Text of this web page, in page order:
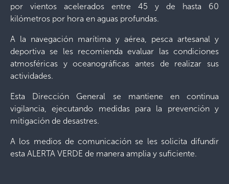
por vientos acelerados entre 45 y de hasta 60
kilómetros por hora en aguas profundas.
A la navegación marítima y aérea, pesca artesanal y
deportiva se les recomienda evaluar las condiciones
atmosféricas y oceanográficas antes de realizar sus
actividades.
Esta Dirección General se mantiene en continua
vigilancia, ejecutando medidas para la prevención y
mitigación de desastres.
A los medios de comunicación se les solicita difundir
esta ALERTA VERDE de manera amplia y suficiente.